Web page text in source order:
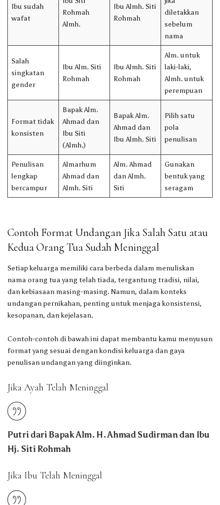
Ibu sudah
wafat
Rohmah
Almh.
Ibu Almh. Siti
Rohmah
diletakkan
sebelum
nama
Salah
singkatan
gender
Ibu Alm. Siti
Rohmah
Ibu Almh. Siti
Rohmah
Alm. untuk
laki-laki,
Almh. untuk
perempuan
Format tidak
konsisten
Bapak Alm.
Ahmad dan
Ibu Siti
(Almh.)
Bapak Alm.
Ahmad dan
Ibu Almh. Siti
Pilih satu
pola
penulisan
Penulisan
lengkap
bercampur
Almarhum
Ahmad dan
Almh. Siti
Alm. Ahmad
dan Almh.
Siti
Gunakan
bentuk yang
seragam
Contoh Format Undangan Jika Salah Satu atau
Kedua Orang Tua Sudah Meninggal
Setiap keluarga memiliki cara berbeda dalam menuliskan
nama orang tua yang telah tiada, tergantung tradisi, nilai,
dan kebiasaan masing-masing. Namun, dalam konteks
undangan pernikahan, penting untuk menjaga konsistensi,
kesopanan, dan kejelasan.
Contoh-contoh di bawah ini dapat membantu kamu menyusun
format yang sesuai dengan kondisi keluarga dan gaya
penulisan undangan yang diinginkan.
Jika Ayah Telah Meninggal
Putri dari Bapak Alm. H. Ahmad Sudirman dan Ibu
Hj. Siti Rohmah
Jika Ibu Telah Meninggal